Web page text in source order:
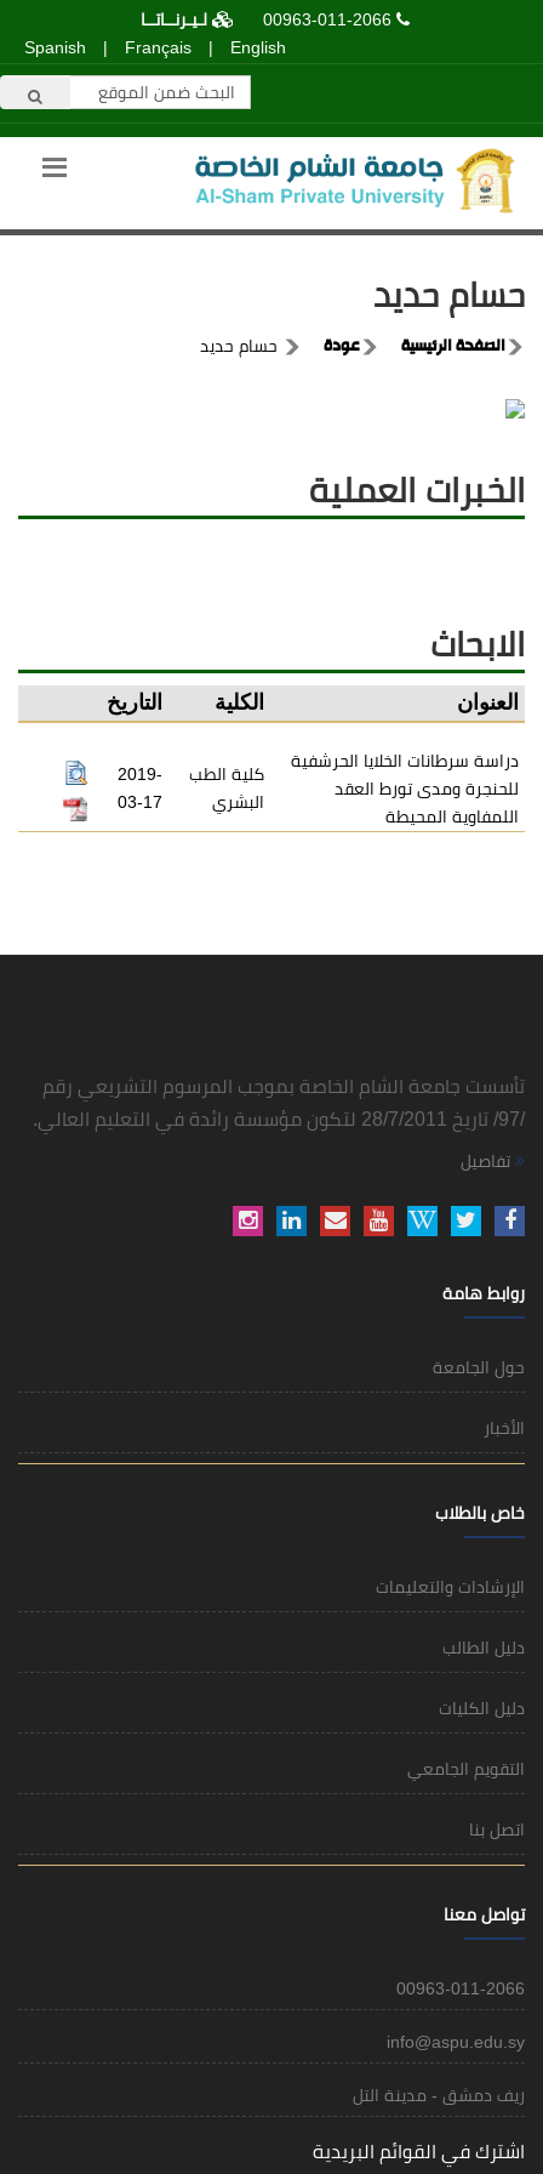
00963-011-2066
لـيـرنــاتــا
English
|
Français
|
Spanish
حسام حديد
الصفحة الرئيسية عودة حسام حديد
الخبرات العملية
الابحاث
العنوان الكلية التاريخ
دراسة سرطانات الخلايا الحرشفية
للحنجرة ومدى تورط العقد
اللمفاوية المحيطة
كلية الطب
البشري
2019-
03-17
تأسست جامعة الشام الخاصة بموجب المرسوم التشريعي رقم
/97/ تاريخ 28/7/2011 لتكون مؤسسة رائدة في التعليم العالي.
تفاصيل
روابط هامة
حول الجامعة
الأخبار
خاص بالطلاب
الإرشادات والتعليمات
دليل الطالب
دليل الكليات
التقويم الجامعي
اتصل بنا
تواصل معنا
00963-011-2066
info@aspu.edu.sy
ريف دمشق - مدينة التل
اشترك في القوائم البريدية